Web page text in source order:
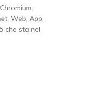
Web, App,
che sta nel